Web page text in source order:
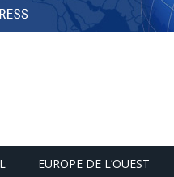
EUROPE DE L’OUEST